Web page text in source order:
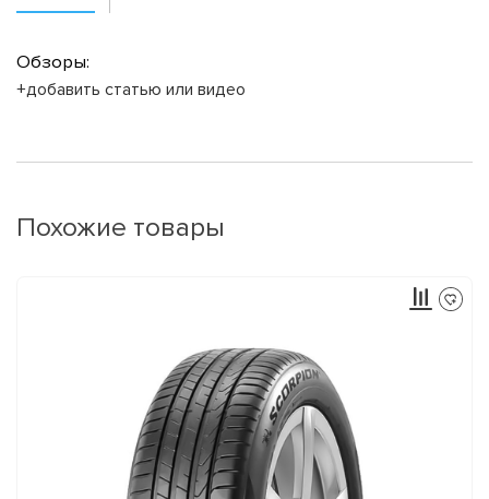
Обзоры:
+добавить статью или видео
Похожие товары